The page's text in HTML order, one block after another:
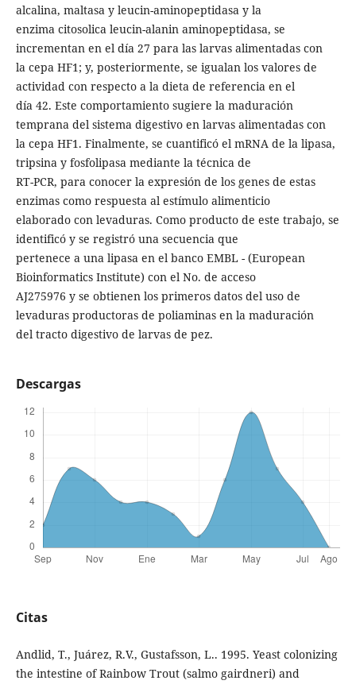
alcalina, maltasa y leucin-aminopeptidasa y la
enzima citosolica leucin-alanin aminopeptidasa, se
incrementan en el día 27 para las larvas alimentadas con
la cepa HF1; y, posteriormente, se igualan los valores de
actividad con respecto a la dieta de referencia en el
día 42. Este comportamiento sugiere la maduración
temprana del sistema digestivo en larvas alimentadas con
la cepa HF1. Finalmente, se cuantificó el mRNA de la lipasa,
tripsina y fosfolipasa mediante la técnica de
RT-PCR, para conocer la expresión de los genes de estas
enzimas como respuesta al estímulo alimenticio
elaborado con levaduras. Como producto de este trabajo, se
identificó y se registró una secuencia que
pertenece a una lipasa en el banco EMBL - (European
Bioinformatics Institute) con el No. de acceso
AJ275976 y se obtienen los primeros datos del uso de
levaduras productoras de poliaminas en la maduración
del tracto digestivo de larvas de pez.
Descargas
Citas
Andlid, T., Juárez, R.V., Gustafsson, L.. 1995. Yeast colonizing
the intestine of Rainbow Trout (salmo gairdneri) and